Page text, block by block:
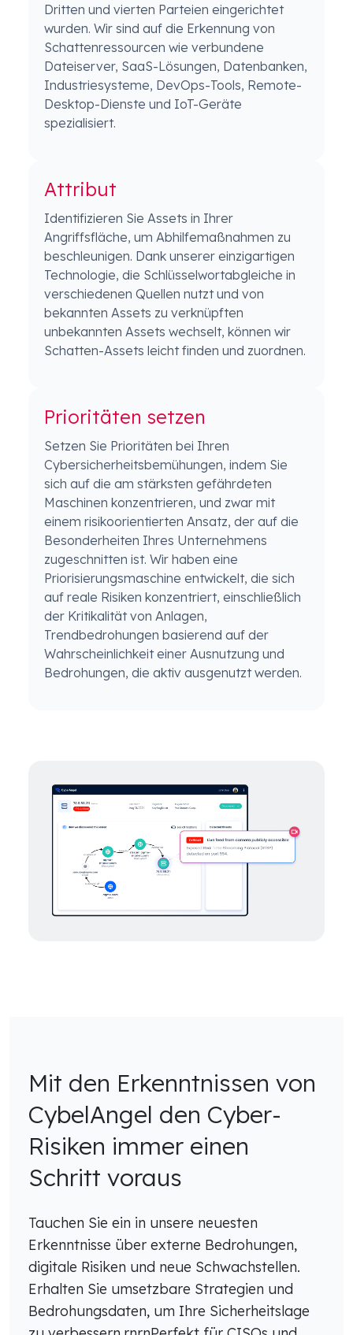
Dritten und vierten Parteien eingerichtet
wurden. Wir sind auf die Erkennung von
Schattenressourcen wie verbundene
Dateiserver, SaaS-Lösungen, Datenbanken,
Industriesysteme, DevOps-Tools, Remote-
Desktop-Dienste und IoT-Geräte
spezialisiert.
Attribut
Identifizieren Sie Assets in Ihrer
Angriffsfläche, um Abhilfemaßnahmen zu
beschleunigen. Dank unserer einzigartigen
Technologie, die Schlüsselwortabgleiche in
verschiedenen Quellen nutzt und von
bekannten Assets zu verknüpften
unbekannten Assets wechselt, können wir
Schatten-Assets leicht finden und zuordnen.
Prioritäten setzen
Setzen Sie Prioritäten bei Ihren
Cybersicherheitsbemühungen, indem Sie
sich auf die am stärksten gefährdeten
Maschinen konzentrieren, und zwar mit
einem risikoorientierten Ansatz, der auf die
Besonderheiten Ihres Unternehmens
zugeschnitten ist. Wir haben eine
Priorisierungsmaschine entwickelt, die sich
auf reale Risiken konzentriert, einschließlich
der Kritikalität von Anlagen,
Trendbedrohungen basierend auf der
Wahrscheinlichkeit einer Ausnutzung und
Bedrohungen, die aktiv ausgenutzt werden.
Mit den Erkenntnissen von
CybelAngel den Cyber-
Risiken immer einen
Schritt voraus
Tauchen Sie ein in unsere neuesten
Erkenntnisse über externe Bedrohungen,
digitale Risiken und neue Schwachstellen.
Erhalten Sie umsetzbare Strategien und
Bedrohungsdaten, um Ihre Sicherheitslage